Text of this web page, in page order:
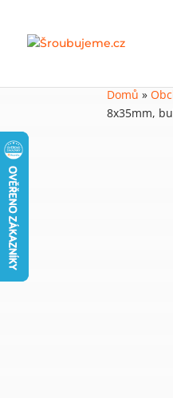
Domů »
8x35mm,